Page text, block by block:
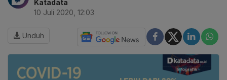
Katadata
10 Juli 2020, 12:03
Unduh